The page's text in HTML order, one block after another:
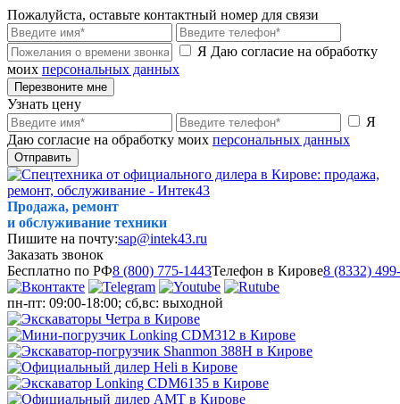
Пожалуйста, оставьте контактный номер для связи
Я Даю согласие на обработку
моих персональных данных
Перезвоните мне
Узнать цену
Я
Даю согласие на обработку моих персональных данных
Отправить
Продажа, ремонт
и обслуживание техники
Пишите на почту:sap@intek43.ru
Заказать звонок
Бесплатно по РФ8 (800) 775-1443Телефон в Кирове8 (8332)
пн-пт: 09:00-18:00; сб,вс: выходной